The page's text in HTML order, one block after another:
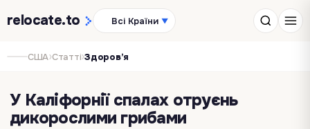
relocate.to Всі Країни ▼
США›Статті›Здоров’я
У Каліфорнії спалах отруєнь
дикорослими грибами